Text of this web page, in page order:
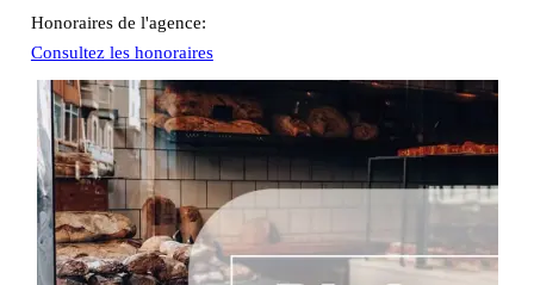
Honoraires de l'agence:
Consultez les honoraires